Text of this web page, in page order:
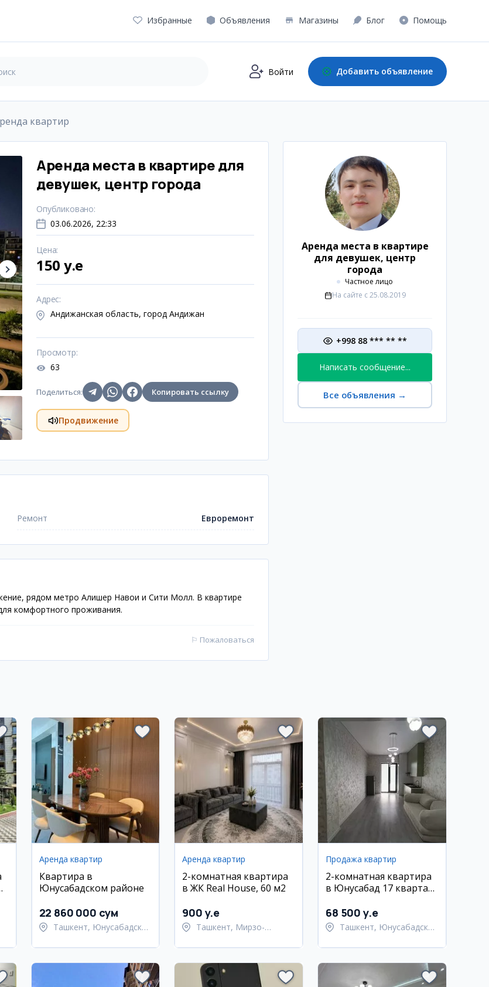
Избранные Объявления Магазины Блог Помощь
Войти Добавить объявление
квартир
Аренда места в квартире для
девушек, центр города
Опубликовано:
03.06.2026, 22:33
Цена:
150 y.e
Адрес:
Андижанская область, город Андижан
Просмотр:
63
Поделиться: Копировать ссылку
Продвижение
Ремонт Евроремонт
рядом метро Алишер Навои и Сити Молл. В квартире
комфортного проживания.
⚐ Пожаловаться
Аренда места в квартире
для девушек, центр
города
Частное лицо
На сайте с 25.08.2019
+998 88 *** ** **
Написать сообщение...
Все объявления →
Аренда квартир
Квартира в
Юнусабадском районе
22 860 000 сум
Ташкент, Юнусабадский
Аренда квартир
2-комнатная квартира
в ЖК Real House, 60 м2
900 y.e
Ташкент, Мирзо-
Продажа квартир
2-комнатная квартира
в Юнусабад 17 квартал
68 500 y.e
Ташкент, Юнусабадский